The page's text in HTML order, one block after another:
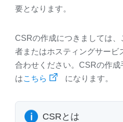
要となります。
CSRの作成につきましては
者またはホスティングサービ
合わせください。CSRの作
はこちら になります。
CSRとは